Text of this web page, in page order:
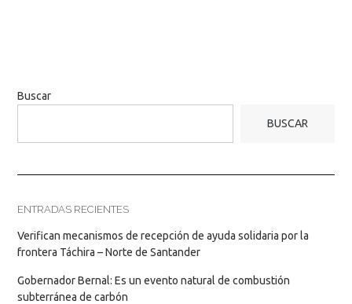
Buscar
BUSCAR
ENTRADAS RECIENTES
Verifican mecanismos de recepción de ayuda solidaria por la
frontera Táchira – Norte de Santander
Gobernador Bernal: Es un evento natural de combustión
subterránea de carbón